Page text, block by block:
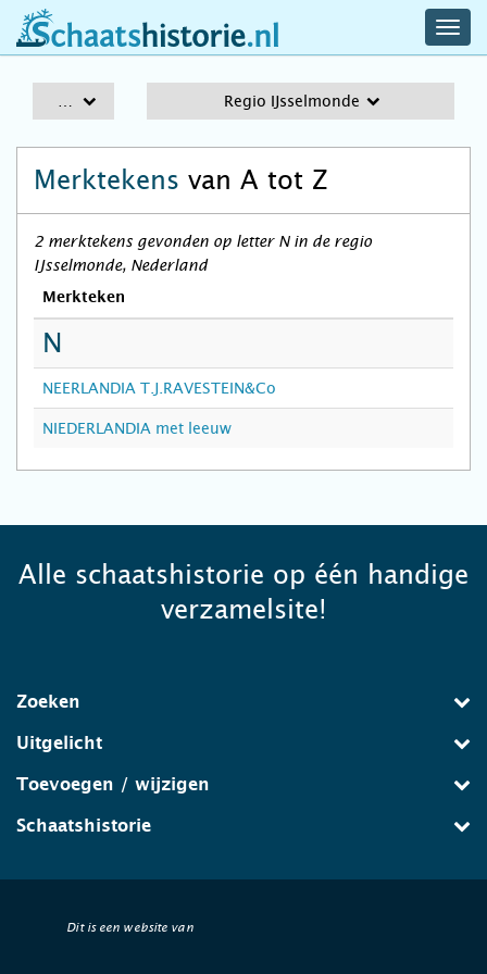
schaatshistorie.nl
Regio IJsselmonde
Merktekens van A tot Z
2 merktekens gevonden op letter N in de regio
IJsselmonde, Nederland
Merkteken
N
NEERLANDIA T.J.RAVESTEIN&Co
NIEDERLANDIA met leeuw
Alle schaatshistorie op één handige
verzamelsite!
Zoeken
Uitgelicht
Toevoegen / wijzigen
Schaatshistorie
Dit is een website van